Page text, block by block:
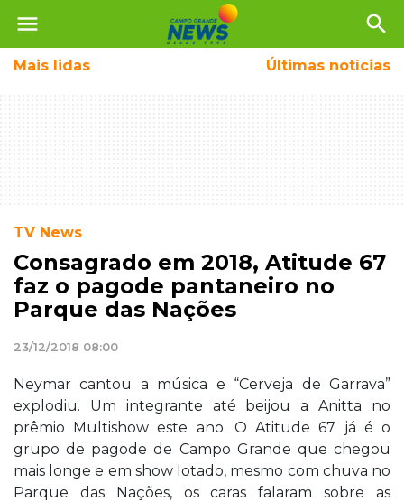
menu search
Mais lidas Últimas notícias
TV News
Consagrado em 2018, Atitude 67
faz o pagode pantaneiro no
Parque das Nações
23/12/2018 08:00
Neymar cantou a música e “Cerveja de Garrava”
explodiu. Um integrante até beijou a Anitta no
prêmio Multishow este ano. O Atitude 67 já é o
grupo de pagode de Campo Grande que chegou
mais longe e em show lotado, mesmo com chuva no
Parque das Nações, os caras falaram sobre as